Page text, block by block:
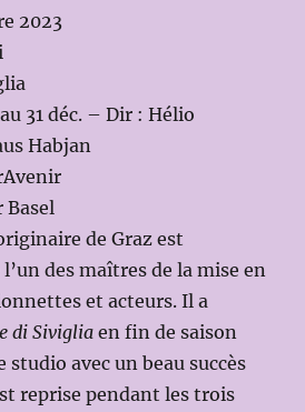
2023
31 déc. – Dir : Hélio
Habjan
de Graz est
des maîtres de la mise en
et acteurs. Il a
di Sivigliaen fin de saison
studio avec un beau succès
reprise pendant les trois